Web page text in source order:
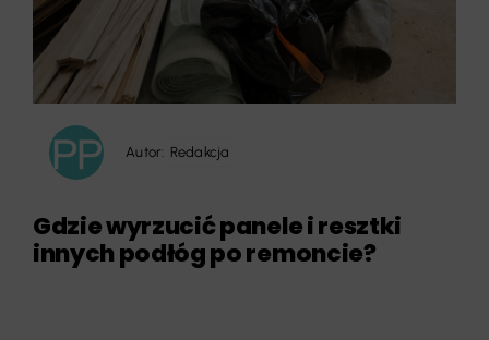
Autor: Redakcja
Gdzie wyrzucić panele i resztki
innych podłóg po remoncie?